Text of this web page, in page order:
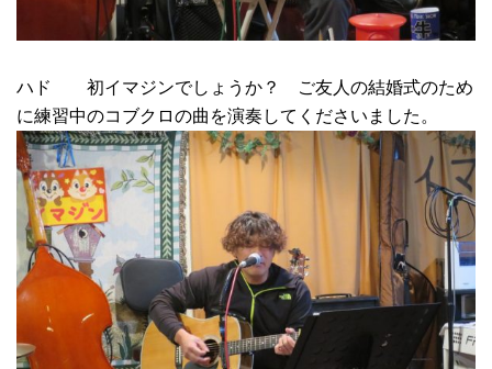
ハド 初イマジンでしょうか？ ご友人の結婚式のため
に練習中のコブクロの曲を演奏してくださいました。